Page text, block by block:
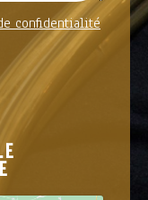
confidentialité